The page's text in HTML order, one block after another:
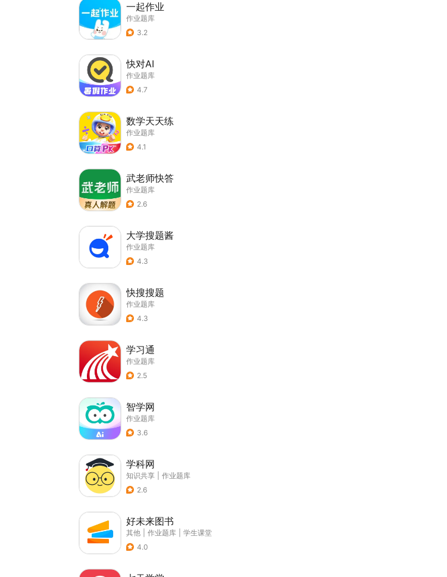
一起作业
作业题库
3.2
快对AI
作业题库
4.7
数学天天练
作业题库
4.1
武老师快答
作业题库
2.6
大学搜题酱
作业题库
4.3
快搜搜题
作业题库
4.3
学习通
作业题库
2.5
智学网
作业题库
3.6
学科网
知识共享
作业题库
2.6
好未来图书
其他 作业题库
学生课堂
4.0